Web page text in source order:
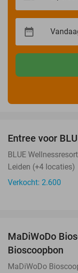
Entree voor
BLUE
Leiden (+4 locaties)
Verkocht: 2.600
MaDiWoDo
Bioscoopbon
MaDiWoDo